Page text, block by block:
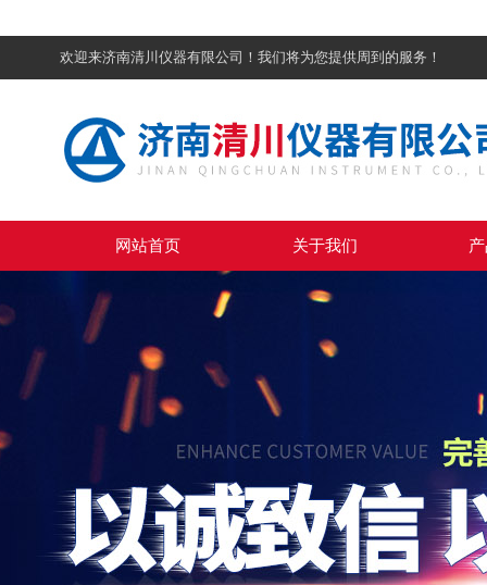
欢迎来济南清川仪器有限公司！我们将为您提供周到的服务！
网站首页 关于我们